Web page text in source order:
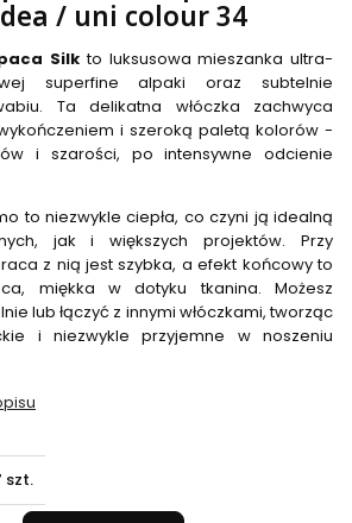
/ uni colour 34
Silk to luksusowa mieszanka ultra-
superfine alpaki oraz subtelnie
Ta delikatna włóczka zachwyca
i szeroką paletą kolorów -
i szarości, po intensywne odcienie
to niezwykle ciepła, co czyni ją idealną
jak i większych projektów. Przy
z nią jest szybka, a efekt końcowy to
miękka w dotyku tkanina. Możesz
lub łączyć z innymi włóczkami, tworząc
i niezwykle przyjemne w noszeniu
szt.